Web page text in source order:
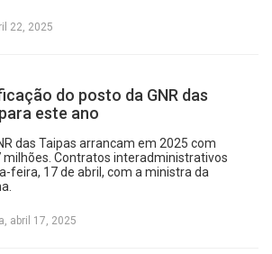
22, 2025
do posto da GNR das
este ano
das Taipas arrancam em 2025 com
Contratos interadministrativos
feira, 17 de abril, com a ministra da
abril 17, 2025